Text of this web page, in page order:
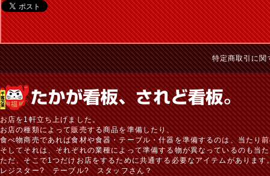
特定商取引に関
お店を1軒立ち上げました。
お店の種類によって販売する商品を準備したり、
食べ物商売であれば食材や食器・テーブル・什器を準備するのは、当たり
そしてそれは、それぞれの業種によって準備する物が異なっているのも当
ただ、そこで1つだけお店をするために共通する必要なアイテムがあります
レジスター? テーブル? スタッフさん？